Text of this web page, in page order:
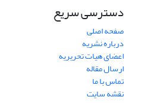
دسترسی سریع
صفحه اصلی
درباره نشریه
اعضای هیات تحریریه
ارسال مقاله
تماس با ما
نقشه سایت